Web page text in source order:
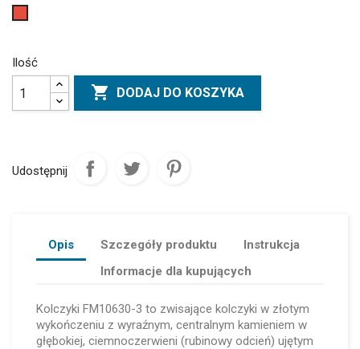
Ilość
 DODAJ DO KOSZYKA
Udostępnij
Opis Szczegóły produktu
Instrukcja
Informacje dla kupujących
Kolczyki FM10630-3 to zwisające kolczyki w złotym
wykończeniu z wyraźnym, centralnym kamieniem w
głębokiej, ciemnoczerwieni (rubinowy odcień) ujętym